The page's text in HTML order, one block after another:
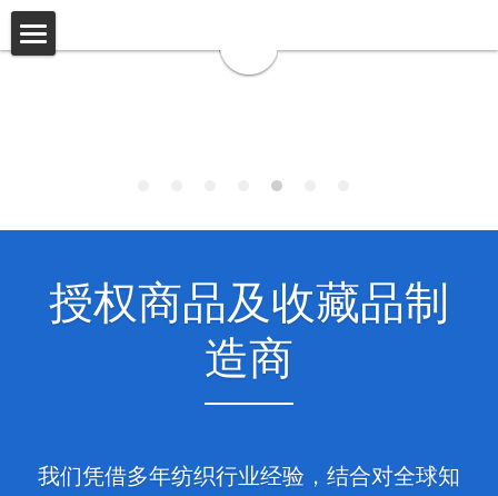
公司简介
可持续性
专业知识
联系我们
授权商品及收藏品制
造商
我们凭借多年纺织行业经验，结合对全球知